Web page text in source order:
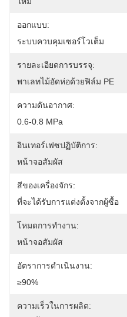
ออกแบบ:
ระบบควบคุมเซอร์โวเต็ม
รายละเอียดการบรรจุ:
พาเลทไม้อัดห่อด้วยฟิล์ม PE
ความดันอากาศ:
0.6-0.8 MPa
อินเทอร์เฟซปฏิบัติการ:
หน้าจอสัมผัส
สีของเครื่องจักร:
ที่จะได้รับการแต่งตั้งจากผู้ซื้อ
โหมดการทำงาน:
หน้าจอสัมผัส
อัตราการดำเนินงาน:
≥90%
ความเร็วในการผลิต: